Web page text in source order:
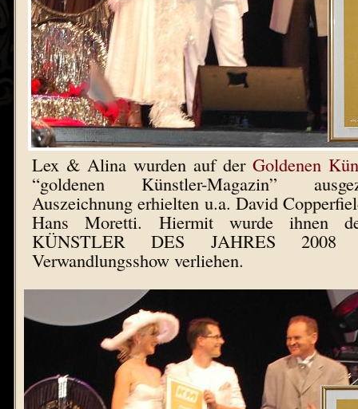
Lex & Alina wurden auf der Goldenen
“goldenen Künstler-Magazin”
Auszeichnung erhielten u.a. David
Hans Moretti. Hiermit wurde ihnen
KÜNSTLER DES JAHRES
Verwandlungsshow verliehen.